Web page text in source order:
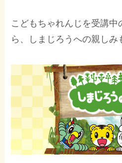
こどもちゃれんじを受講中
ら、しまじろうへの親しみ